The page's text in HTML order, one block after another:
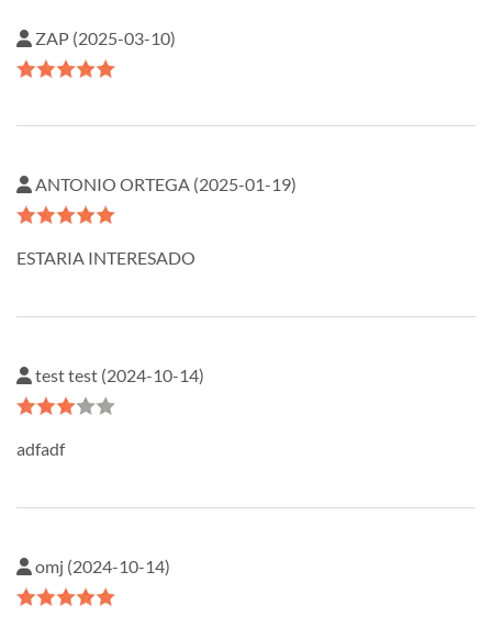
ZAP (2025-03-10)
ANTONIO ORTEGA (2025-01-19)
ESTARIA INTERESADO
test test (2024-10-14)
adfadf
omj (2024-10-14)